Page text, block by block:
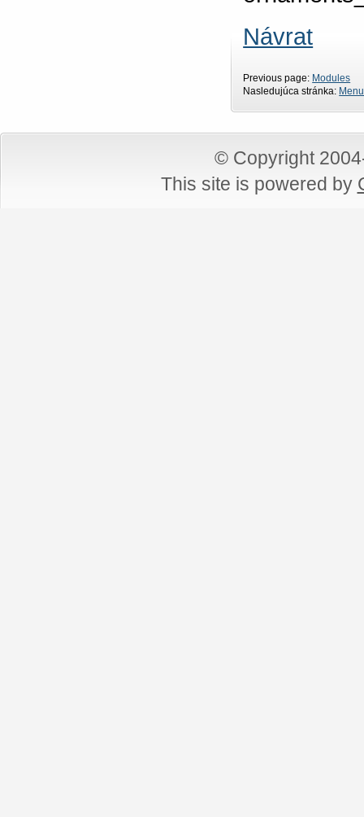
Návrat
Previous page: Modules
Nasledujúca stránka:
© Copyright
This site is powered by